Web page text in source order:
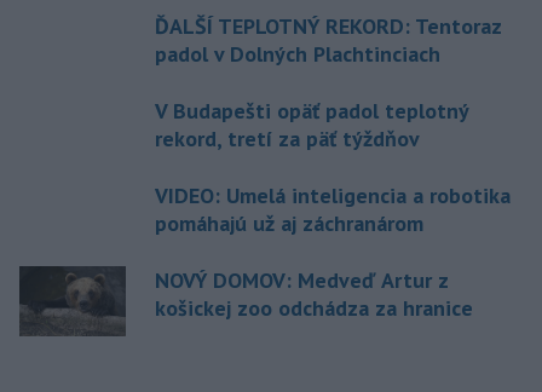
ĎALŠÍ TEPLOTNÝ REKORD: Tentoraz
padol v Dolných Plachtinciach
V Budapešti opäť padol teplotný
rekord, tretí za päť týždňov
VIDEO: Umelá inteligencia a robotika
pomáhajú už aj záchranárom
NOVÝ DOMOV: Medveď Artur z
košickej zoo odchádza za hranice